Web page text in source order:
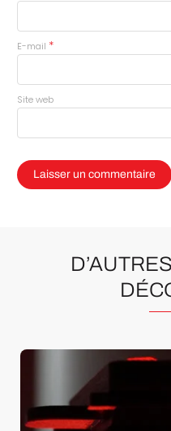
E-mail *
Site web